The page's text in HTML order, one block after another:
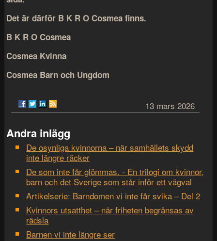
Det är därför B K R O Cosmea finns.
B K R O Cosmea
Cosmea Kvinna
Cosmea Barn och Ungdom
13 mars 2026
Andra inlägg
De osynliga kvinnorna – när samhällets skydd
inte längre räcker
De som inte får glömmas. - En trilogi om kvinnor,
barn och det Sverige som står inför ett vägval
Artikelserie: Barndomen vi inte får svika – Del 2
Kvinnors utsatthet – när friheten begränsas av
rädsla
Barnen vi inte längre ser